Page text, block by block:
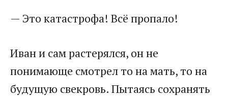
— Это катастрофа! Всё пропало!
Иван и сам растерялся, он не
понимающе смотрел то на мать, то на
будущую свекровь. Пытаясь сохранять